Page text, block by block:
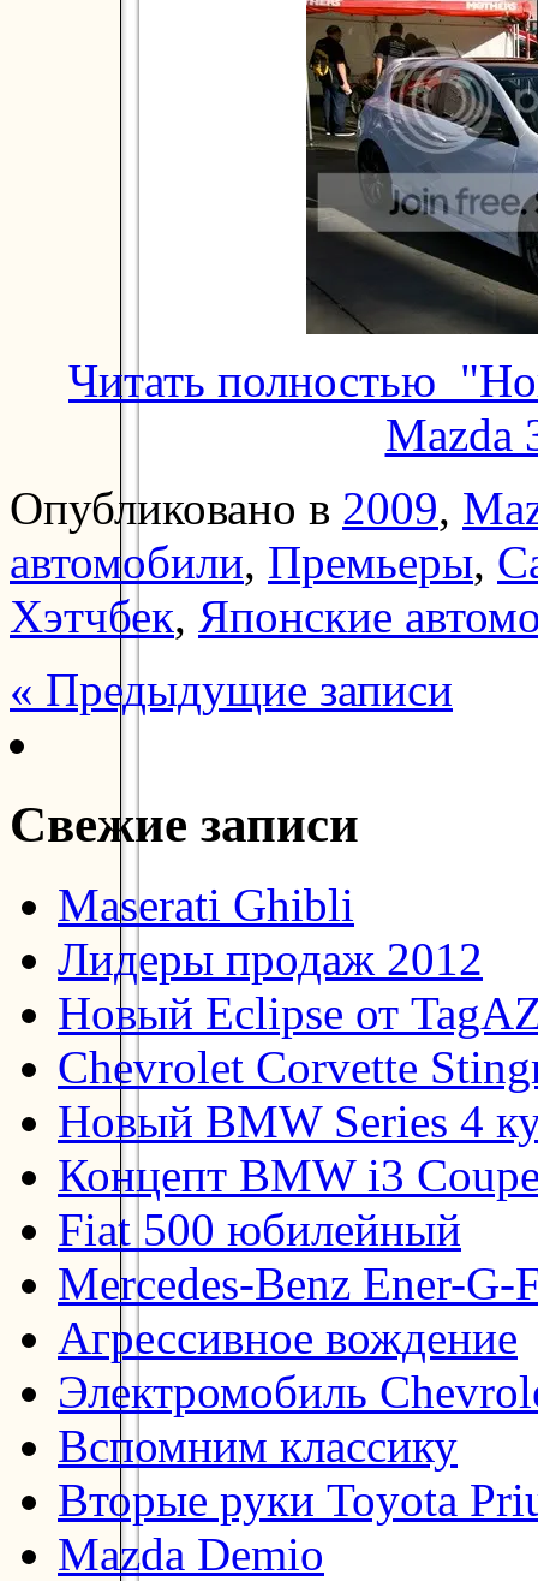
Читать полностью
Mazda
Опубликовано в 2009,
автомобили, Премьеры,
Хэтчбек, Японские
« Предыдущие записи
Свежие записи
Maserati Ghibli
Лидеры продаж 2012
Новый Eclipse от
Chevrolet Corvette
Новый BMW Series 4
Концепт BMW i3
Fiat 500 юбилейный
Mercedes-Benz Ener-G-
Агрессивное вождение
Электромобиль
Вспомним классику
Вторые руки Toyota
Mazda Demio